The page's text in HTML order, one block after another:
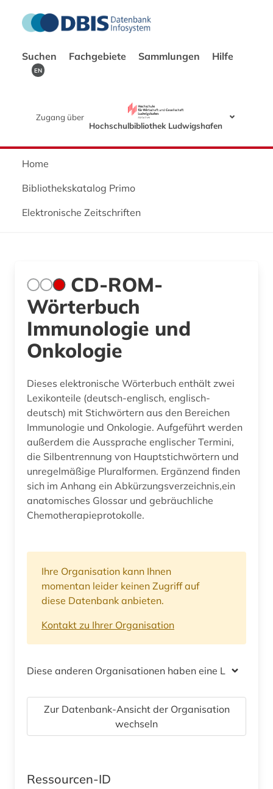
Suchen Fachgebiete Sammlungen Hilfe
EN
Zugang über
Hochschulbibliothek Ludwigshafen
Home
Bibliothekskatalog Primo
Elektronische Zeitschriften
CD-ROM-
Wörterbuch
Immunologie und
Onkologie
Dieses elektronische Wörterbuch enthält zwei
Lexikonteile (deutsch-englisch, englisch-
deutsch) mit Stichwörtern aus den Bereichen
Immunologie und Onkologie. Aufgeführt werden
außerdem die Aussprache englischer Termini,
die Silbentrennung von Hauptstichwörtern und
unregelmäßige Pluralformen. Ergänzend finden
sich im Anhang ein Abkürzungsverzeichnis,ein
anatomisches Glossar und gebräuchliche
Chemotherapieprotokolle.
Ihre Organisation kann Ihnen
momentan leider keinen Zugriff auf
diese Datenbank anbieten.
Kontakt zu Ihrer Organisation
Diese anderen Organisationen haben eine Lizenz
Zur Datenbank-Ansicht der Organisation
wechseln
Ressourcen-ID